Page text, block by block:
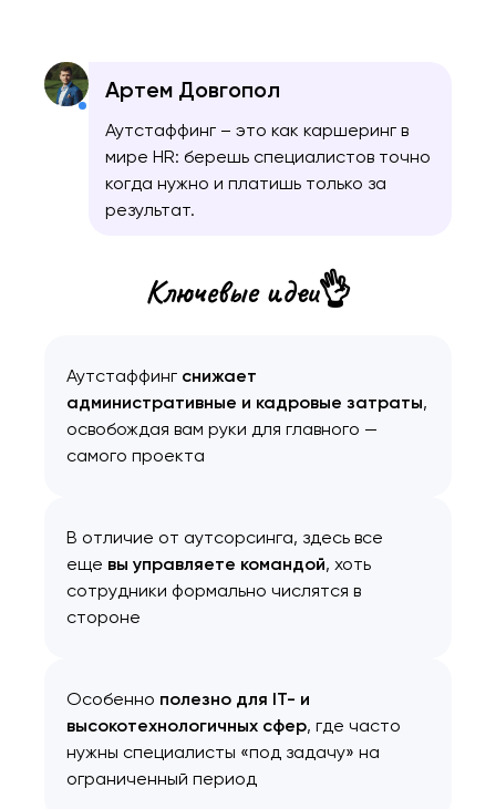
Артем Довгопол
Аутстаффинг – это как каршеринг в
мире HR: берешь специалистов точно
когда нужно и платишь только за
результат.
Ключевые идеи👌
Аутстаффинг снижает
административные и кадровые затраты,
освобождая вам руки для главного —
самого проекта
В отличие от аутсорсинга, здесь все
еще вы управляете командой, хоть
сотрудники формально числятся в
стороне
Особенно полезно для IT- и
высокотехнологичных сфер, где часто
нужны специалисты «под задачу» на
ограниченный период